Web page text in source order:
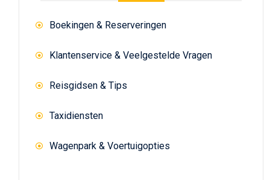
Boekingen & Reserveringen
Klantenservice & Veelgestelde Vragen
Reisgidsen & Tips
Taxidiensten
Wagenpark & Voertuigopties